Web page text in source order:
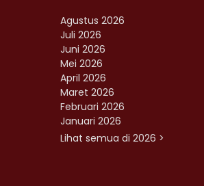
Agustus 2026
Juli 2026
Juni 2026
Mei 2026
April 2026
Maret 2026
Februari 2026
Januari 2026
Lihat semua di 2026 >